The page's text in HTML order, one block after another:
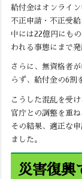
給付金はオンライ
不正申請・不正受給
中には22億円にも
われる事態にまで発
さらに、無資格者
らず、給付金の6割
こうした混乱を受
官庁との調整を重
その結果、適正な
ました。
災害復興